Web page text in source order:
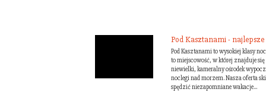
Pod Kasztanami -
Pod Kasztanami to wysokiej klasy
to miejscowość, w której znajduje
niewielki, kameralny ośrodek
noclegi nad morzem. Nasza oferta
spędzić niezapomniane wakacje...